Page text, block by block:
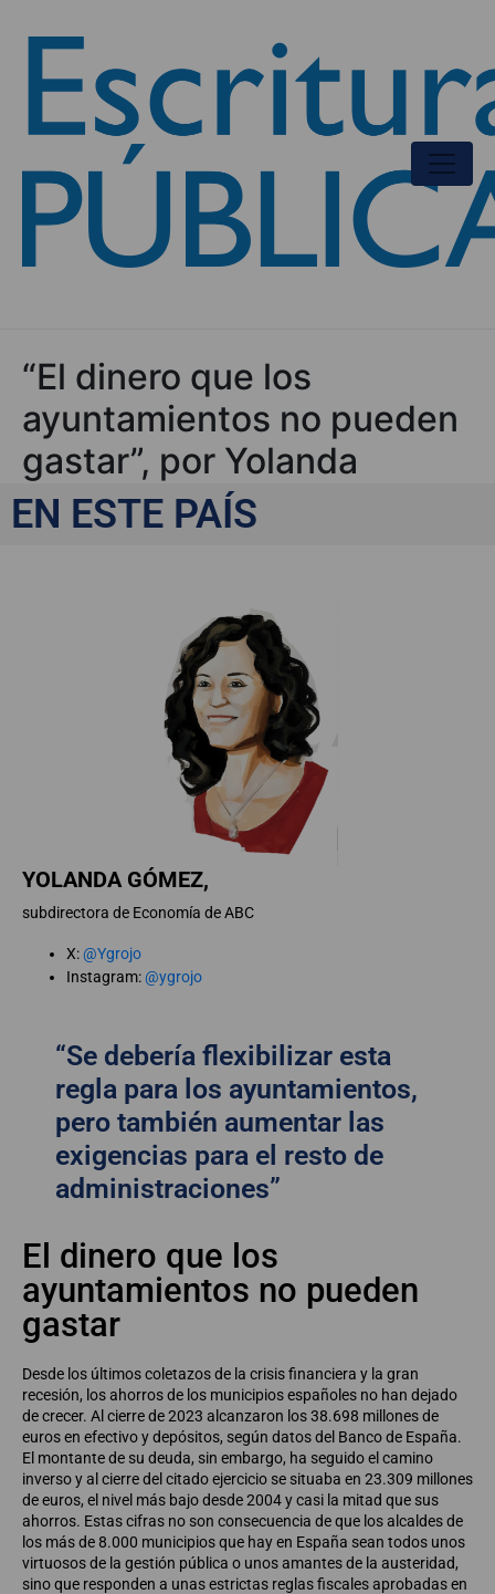
“El dinero que los
ayuntamientos no pueden
gastar”, por Yolanda
Gómez
EN ESTE PAÍS
YOLANDA GÓMEZ,
subdirectora de Economía de ABC
X:@Ygrojo
Instagram:@ygrojo
“Se debería flexibilizar esta
regla para los ayuntamientos,
pero también aumentar las
exigencias para el resto de
administraciones”
El dinero que los
ayuntamientos no pueden
gastar
Desde los últimos coletazos de la crisis financiera y la gran
recesión, los ahorros de los municipios españoles no han dejado
de crecer. Al cierre de 2023 alcanzaron los 38.698 millones de
euros en efectivo y depósitos, según datos del Banco de España.
El montante de su deuda, sin embargo, ha seguido el camino
inverso y al cierre del citado ejercicio se situaba en 23.309 millones
de euros, el nivel más bajo desde 2004 y casi la mitad que sus
ahorros. Estas cifras no son consecuencia de que los alcaldes de
los más de 8.000 municipios que hay en España sean todos unos
virtuosos de la gestión pública o unos amantes de la austeridad,
sino que responden a unas estrictas reglas fiscales aprobadas en